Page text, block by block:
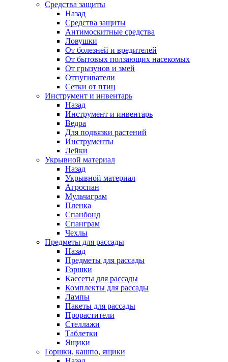
Средства защиты
Назад
Средства защиты
Антимоскитные средства
Ловушки
От болезней и вредителей
От бытовых ползающих насекомых
От грызунов и змей
Отпугиватели
Сетки от птиц
Инструмент и инвентарь
Назад
Инструмент и инвентарь
Ведра
Для подвязки растений
Инструменты
Лейки
Укрывной материал
Назад
Укрывной материал
Агроспан
Мульчаграм
Пленка
Спанбонд
Спанграм
Чехлы
Предметы для рассады
Назад
Предметы для рассады
Горшки
Кассеты для рассады
Комплекты для рассады
Лампы
Пакеты для рассады
Прорастители
Стеллажи
Таблетки
Ящики
Горшки, кашпо, ящики